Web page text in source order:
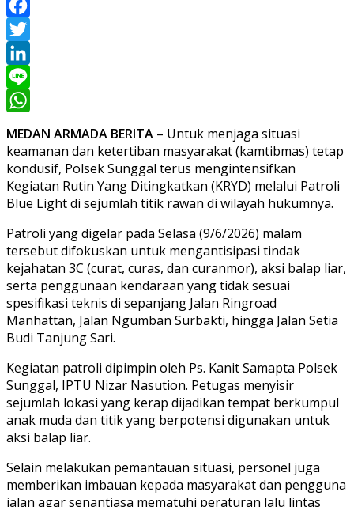
Facebook
Twitter
LinkedIn
Line
MEDAN ARMADA BERITA – Untuk menjaga situasi
keamanan dan ketertiban masyarakat (kamtibmas) tetap
kondusif, Polsek Sunggal terus mengintensifkan
Kegiatan Rutin Yang Ditingkatkan (KRYD) melalui Patroli
Blue Light di sejumlah titik rawan di wilayah hukumnya.
Patroli yang digelar pada Selasa (9/6/2026) malam
tersebut difokuskan untuk mengantisipasi tindak
kejahatan 3C (curat, curas, dan curanmor), aksi balap liar,
serta penggunaan kendaraan yang tidak sesuai
spesifikasi teknis di sepanjang Jalan Ringroad
Manhattan, Jalan Ngumban Surbakti, hingga Jalan Setia
Budi Tanjung Sari.
Kegiatan patroli dipimpin oleh Ps. Kanit Samapta Polsek
Sunggal, IPTU Nizar Nasution. Petugas menyisir
sejumlah lokasi yang kerap dijadikan tempat berkumpul
anak muda dan titik yang berpotensi digunakan untuk
aksi balap liar.
Selain melakukan pemantauan situasi, personel juga
memberikan imbauan kepada masyarakat dan pengguna
jalan agar senantiasa mematuhi peraturan lalu lintas